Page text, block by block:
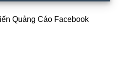
Quảng Cáo Facebook